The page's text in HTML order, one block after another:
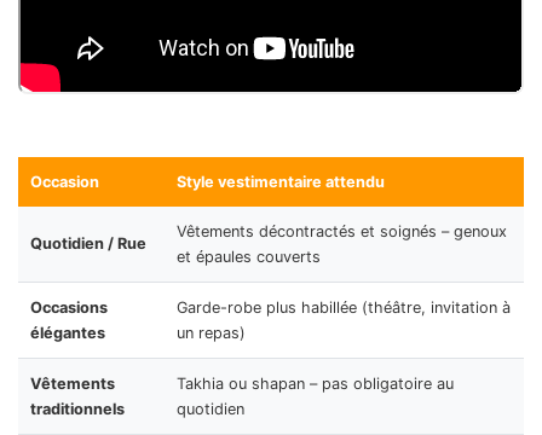
Occasion Style vestimentaire attendu
Quotidien / Rue
Vêtements décontractés et soignés – genoux
et épaules couverts
Occasions
élégantes
Garde-robe plus habillée (théâtre, invitation à
un repas)
Vêtements
traditionnels
Takhia ou shapan – pas obligatoire au
quotidien